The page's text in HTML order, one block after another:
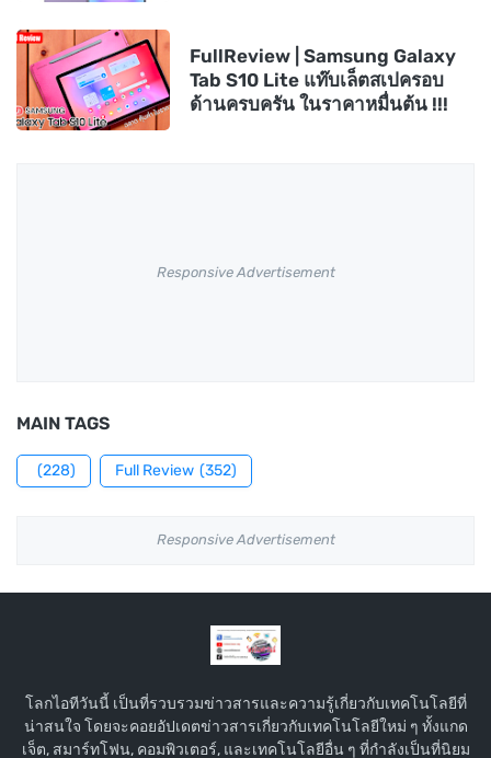
FullReview | Samsung Galaxy
Tab S10 Lite แท๊บเล็ตสเปครอบ
ด้านครบครัน ในราคาหมื่นต้น !!!
Responsive Advertisement
MAIN TAGS
(228) Full Review (352)
Responsive Advertisement
โลกไอทีวันนี้ เป็นที่รวบรวมข่าวสารและความรู้เกี่ยวกับเทคโนโลยีที่
น่าสนใจ โดยจะคอยอัปเดตข่าวสารเกี่ยวกับเทคโนโลยีใหม่ ๆ ทั้งแกด
เจ็ต, สมาร์ทโฟน, คอมพิวเตอร์, และเทคโนโลยีอื่น ๆ ที่กำลังเป็นที่นิยม